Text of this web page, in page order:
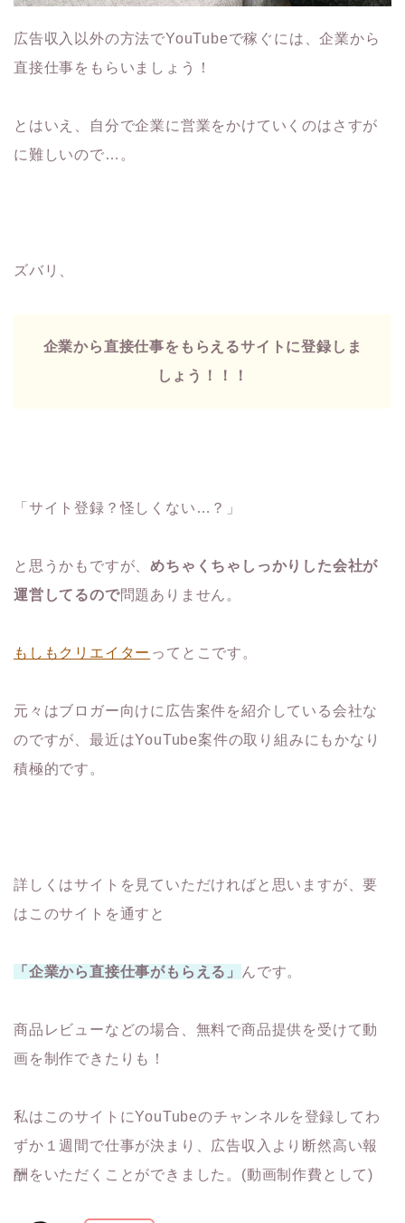
広告収入以外の方法でYouTubeで稼ぐには、企業から
直接仕事をもらいましょう！
とはいえ、自分で企業に営業をかけていくのはさすが
に難しいので…。
ズバリ、
企業から直接仕事をもらえるサイトに登録しま
しょう！！！
「サイト登録？怪しくない…？」
と思うかもですが、めちゃくちゃしっかりした会社が
運営してるので問題ありません。
もしもクリエイター ってとこです。
元々はブロガー向けに広告案件を紹介している会社な
のですが、最近はYouTube案件の取り組みにもかなり
積極的です。
詳しくはサイトを見ていただければと思いますが、要
はこのサイトを通すと
「企業から直接仕事がもらえる」 んです。
商品レビューなどの場合、無料で商品提供を受けて動
画を制作できたりも！
私はこのサイトにYouTubeのチャンネルを登録してわ
ずか１週間で仕事が決まり、広告収入より断然高い報
酬をいただくことができました。(動画制作費として)